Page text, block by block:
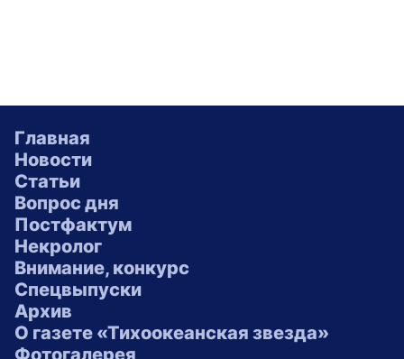
Главная
Новости
Статьи
Вопрос дня
Постфактум
Некролог
Внимание, конкурс
Спецвыпуски
Архив
О газете «Тихоокеанская звезда»
Фотогалерея